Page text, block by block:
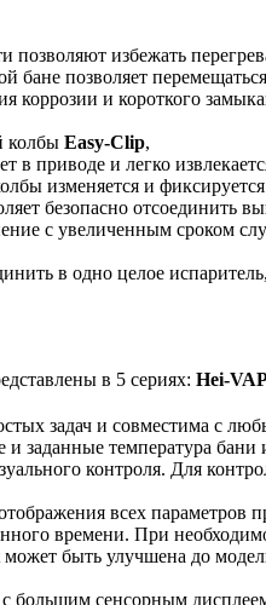
позволяют избежать
бане позволяет
коррозии и короткого
колбы Easy-Clip,
в приводе и легко
изменяется и
безопасно отсоединить
с увеличенным сроком
в одно целое
в 5 сериях: Hei-
задач и совместима с
заданные температура
контроля. Для
всех параметров
времени. При
может быть улучшена до
с большим сенсорным